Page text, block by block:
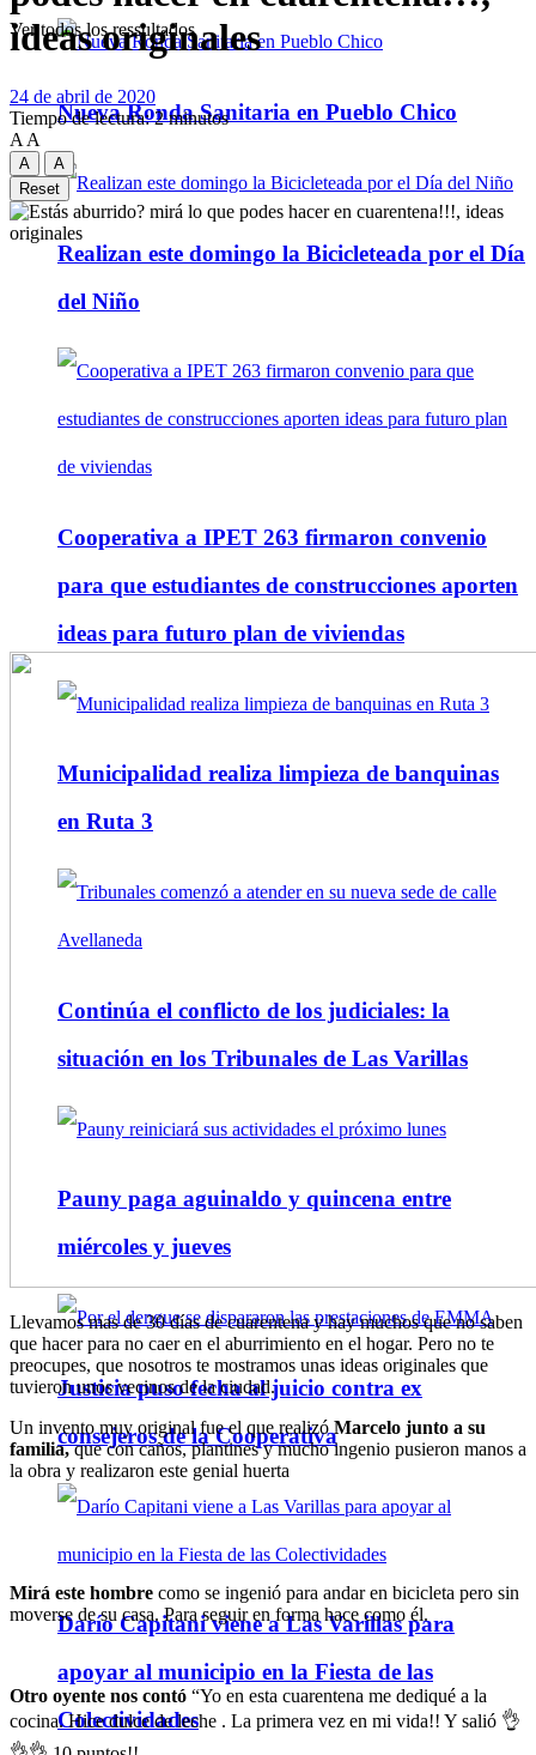
Nueva Ronda Sanitaria en Pueblo Chico
Realizan este domingo la Bicicleteada por el Día
del Niño
Cooperativa a IPET 263 firmaron convenio
para que estudiantes de construcciones aporten
ideas para futuro plan de viviendas
Municipalidad realiza limpieza de banquinas
en Ruta 3
Continúa el conflicto de los judiciales: la
situación en los Tribunales de Las Varillas
Pauny paga aguinaldo y quincena entre
miércoles y jueves
Justicia puso fecha al juicio contra ex
consejeros de la Cooperativa
Darío Capitani viene a Las Varillas para
apoyar al municipio en la Fiesta de las
Colectividades
Ver todos los ressultados
ideas originales
24 de abril de 2020
Tiempo de lectura: 2 minutos
A A
A
A
Reset
Llevamos mas de 30 días de cuarentena y hay muchos que no saben
que hacer para no caer en el aburrimiento en el hogar. Pero no te
preocupes, que nosotros te mostramos unas ideas originales que
tuvieron unos vecinos de la ciudad.
Un invento muy original fue el que realizó Marcelo junto a su
familia,que con caños, plantines y mucho ingenio pusieron manos a
la obra y realizaron este genial huerta
Mirá este hombre como se ingenió para andar en bicicleta pero sin
moverse de su casa. Para seguir en forma hace como él.
Otro oyente nos contó “Yo en esta cuarentena me dediqué a la
cocina. Hice dulce de leche . La primera vez en mi vida!! Y salió 👌